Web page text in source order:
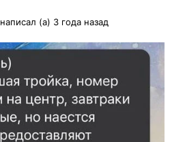
написал (а) 3 года назад